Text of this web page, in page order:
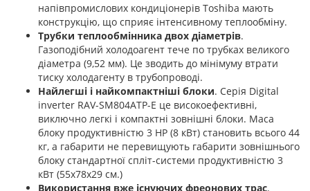
напівпромислових кондиціонерів Toshiba мають
конструкцію, що сприяє інтенсивному теплообміну.
Трубки теплообмінника двох діаметрів.
Газоподібний холодоагент тече по трубках великого
діаметра (9,52 мм). Це зводить до мінімуму втрати
тиску холодагенту в трубопроводі.
Найлегші і найкомпактніші блоки. Серія Digital
inverter RAV-SM804ATP-E це високоефективні,
виключно легкі і компактні зовнішні блоки. Маса
блоку продуктивністю 3 НР (8 кВт) становить всього 44
кг, а габарити не перевищують габарити зовнішнього
блоку стандартної спліт-системи продуктивністю 3
кВт (55х78х29 см.)
Використання вже існуючих фреонових трас.